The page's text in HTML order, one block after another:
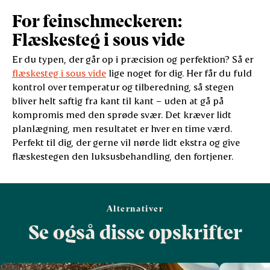
For feinschmeckeren:
Flæskesteg i sous vide
Er du typen, der går op i præcision og perfektion? Så er
flæskesteg i sous videlige noget for dig. Her får du fuld
kontrol over temperatur og tilberedning, så stegen
bliver helt saftig fra kant til kant – uden at gå på
kompromis med den sprøde svær. Det kræver lidt
planlægning, men resultatet er hver en time værd.
Perfekt til dig, der gerne vil nørde lidt ekstra og give
flæskestegen den luksusbehandling, den fortjener.
Alternativer
Se også disse opskrifter